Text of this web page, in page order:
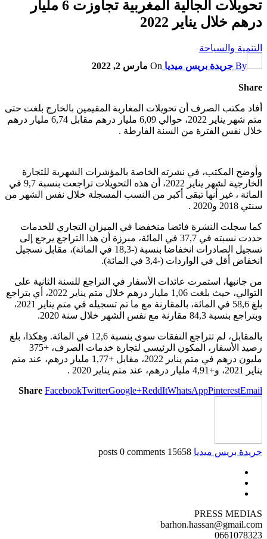
تحويلات الجالية المغربية تجاوزت 6 مليار
درهم خلال يناير 2022
التنمية والسياحة
By جريدة بريس ميديا On مارس 2, 2022
Share
أفاد مكتب الصرف أن تحويلات المغاربة المقيمين بالخارج بلغت حتى
متم شهر يناير 2022، حوالي 6,09 مليار درهم مقابل 6,74 مليار درهم
خلال نفس الفترة من السنة الفارطة .
وأوضح المكتب، في نشرته الخاصة بالمؤشرات الشهرية للتجارة
الخارجية لشهر يناير 2022، أن هذه التحويلات تراجعت بنسبة 9,7 في
المائة ، غير أنها تبقى أكبر من النسب المسجلة خلال نفس الشهر من
سنتي 2018 و2020 .
كما سجلت النشرة فائضا منخفضا في الميزان التجاري للخدمات
حددت نسبته في 37,7 في المائة، مبرزة أن هذا التراجع يرجع إلى
تسجيل الصادرات انخفاضا بنسبة (-18,3 في المائة)، مقابل تسجيل
انخفاض أقل في الواردات (-3,4 في المائة).
من جانبها، استمرت عائدات الأسفار في التراجع للسنة الثانية على
التوالي، حيث بلغت 1,06 مليار درهم خلال متم يناير 2022، أي بتراجع
بلغ 58,6 في المائة، بالمقارنة مع ما تم تسجيله في متم يناير 2021،
وبتراجع بنسبة 84,3 مقارنة مع نفس الشهر خلال سنة 2020.
بالمقابل، لم تتراجع النفقات سوى بنسبة 12,6 في المائة. وهكذا، بلغ
رصيد الأسفار، المكون الرئيسي لتجارة خدمات الصرف، +375
مليون درهم في متم يناير 2022، مقابل +1,77 مليار درهم، عند متم
يناير 2021، و+4,91 مليار درهم، عند متم يناير 2020 .
Share FacebookTwitterGoogle+ReddItWhatsAppPinterestEmail
جريدة بريس ميديا 15658 posts
0 comments
PRESS MEDIAS
barhon.hassan@gmail.com
0661078323